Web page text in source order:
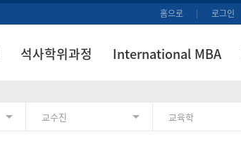
홈으로 로그인
석사학위과정 International MBA
교수진 교육학